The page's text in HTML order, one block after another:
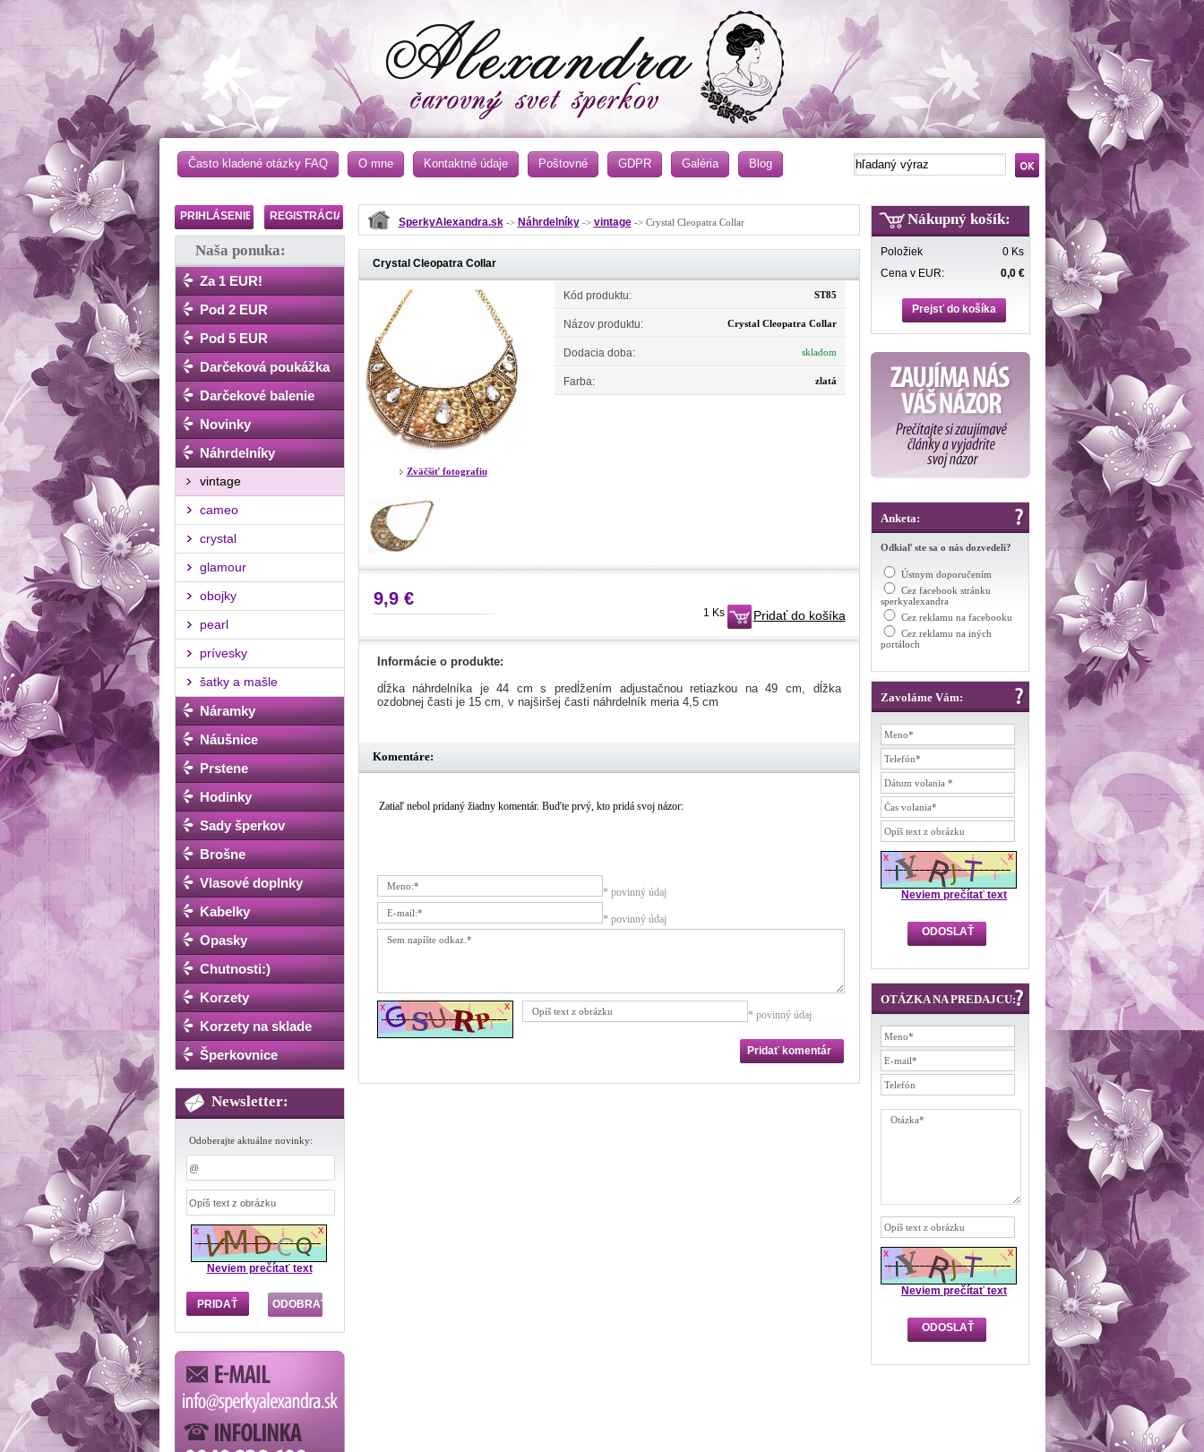
Často kladené otázky FAQ O mne Kontaktné údaje Poštovné GDPR Galéria Blog
PRIHLÁSENIE REGISTRÁCIA
Naša ponuka:
Za 1 EUR!
Pod 2 EUR
Pod 5 EUR
Darčeková poukážka
Darčekové balenie
Novinky
Náhrdelníky
vintage
cameo
crystal
glamour
obojky
pearl
prívesky
šatky a mašle
Náramky
Náušnice
Prstene
Hodinky
Sady šperkov
Brošne
Vlasové doplnky
Kabelky
Opasky
Chutnosti:)
Korzety
Korzety na sklade
Šperkovnice
Newsletter:
Odoberajte aktuálne novinky:
Neviem prečítať text
SperkyAlexandra.sk-> Náhrdelníky-> vintage-> Crystal Cleopatra Collar Nákupný košík:
Položiek
0 Ks
Cena v EUR:
0,0 €
Prejsť do košíka
Anketa:
Odkiaľ ste sa o nás dozvedeli?
Ústnym doporučením
Cez facebook stránku
sperkyalexandra
Cez reklamu na facebooku
Cez reklamu na iných
portáloch
Zavoláme Vám:
Neviem prečítať text
OTÁZKA NA PREDAJCU:
Neviem prečítať text
Crystal Cleopatra Collar
Zväčšiť fotografiu
Kód produktu: ST85
Názov produktu: Crystal Cleopatra Collar
Dodacia doba: skladom
Farba: zlatá
9,9 €
1 Ks Pridať do košíka
Informácie o produkte:
dĺžka náhrdelníka je 44 cm s predĺžením adjustačnou retiazkou na 49 cm, dĺžka
ozdobnej časti je 15 cm, v najširšej časti náhrdelník meria 4,5 cm
Komentáre:
Zatiaľ nebol pridaný žiadny komentár. Buďte prvý, kto pridá svoj názor:
* povinný údaj
* povinný údaj
* povinný údaj